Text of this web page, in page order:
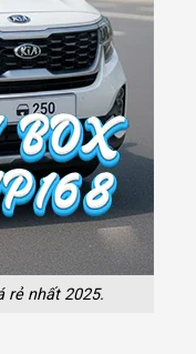
rẻ nhất 2025.